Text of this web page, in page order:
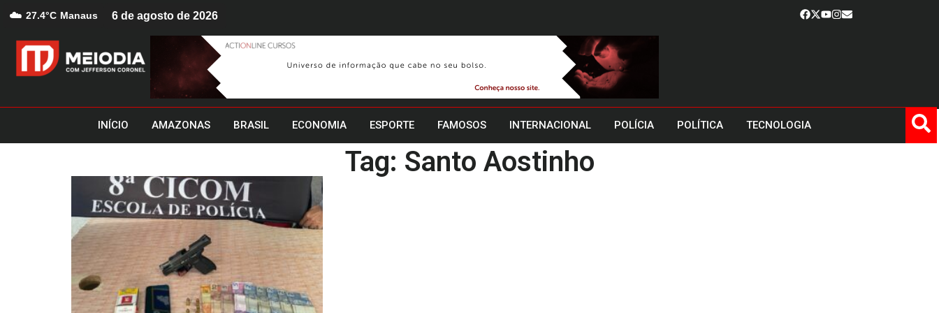
☁️ 27.4°C Manaus 6 de agosto de 2026
INÍCIO AMAZONAS BRASIL ECONOMIA ESPORTE FAMOSOS INTERNACIONAL POLÍCIA POLÍTICA TECNOLOGIA
Tag: Santo Aostinho